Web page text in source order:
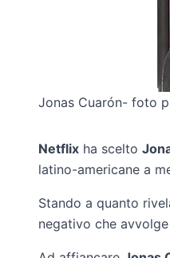
Jonas Cuarón- foto
Netflix ha scelto
latino-americane a
Stando a quanto
negativo che